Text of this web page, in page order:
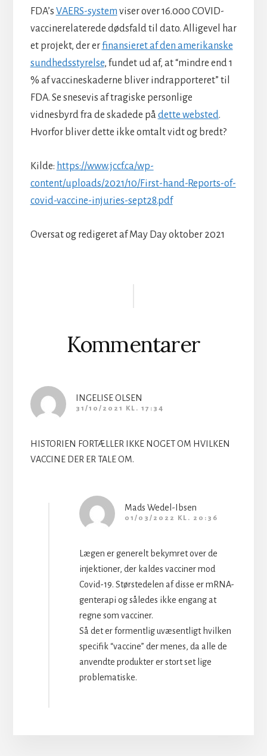
FDA’s VAERS-system viser over 16.000 COVID-
vaccinerelaterede dødsfald til dato. Alligevel har
et projekt, der erfinansieret af den amerikanske
sundhedsstyrelse, fundet ud af, at “mindre end 1
% af vaccineskaderne bliver indrapporteret” til
FDA. Se snesevis af tragiske personlige
vidnesbyrd fra de skadede pådette websted.
Hvorfor bliver dette ikke omtalt vidt og bredt?
Kilde: https://www.jccf.ca/wp-
content/uploads/2021/10/First-hand-Reports-of-
covid-vaccine-injuries-sept28.pdf
Oversat og redigeret af May Day oktober 2021
Kommentarer
INGELISE OLSEN
31/10/2021 KL. 17:34
HISTORIEN FORTÆLLER IKKE NOGET OM HVILKEN
VACCINE DER ER TALE OM.
Mads Wedel-Ibsen
01/03/2022 KL. 20:36
Lægen er generelt bekymret over de
injektioner, der kaldes vacciner mod
Covid-19. Størstedelen af disse er mRNA-
genterapi og således ikke engang at
regne som vacciner.
Så det er formentlig uvæsentligt hvilken
specifik “vaccine” der menes, da alle de
anvendte produkter er stort set lige
problematiske.